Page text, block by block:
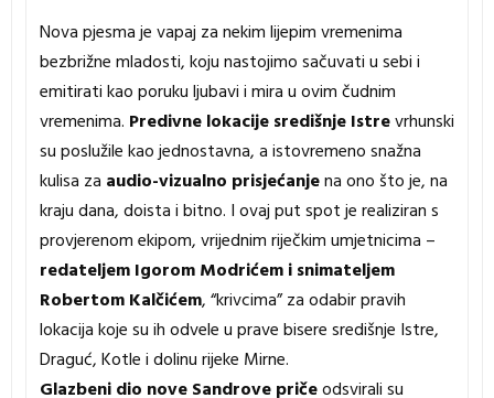
Nova pjesma je vapaj za nekim lijepim vremenima
bezbrižne mladosti, koju nastojimo sačuvati u sebi i
emitirati kao poruku ljubavi i mira u ovim čudnim
vremenima. Predivne lokacije središnje Istrevrhunski
su poslužile kao jednostavna, a istovremeno snažna
kulisa za audio-vizualno prisjećanjena ono što je, na
kraju dana, doista i bitno. I ovaj put spot je realiziran s
provjerenom ekipom, vrijednim riječkim umjetnicima –
redateljem Igorom Modrićem i snimateljem
Robertom Kalčićem, “krivcima” za odabir pravih
lokacija koje su ih odvele u prave bisere središnje Istre,
Draguć, Kotle i dolinu rijeke Mirne.
Glazbeni dio nove Sandrove pričeodsvirali su